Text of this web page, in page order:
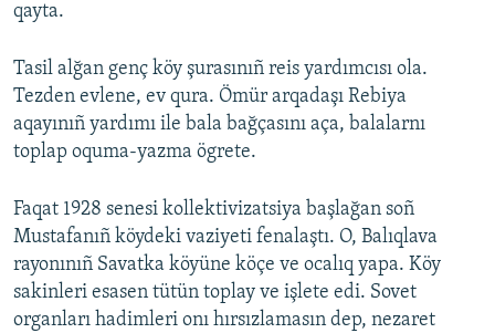
qayta.
Tasil alğan genç köy şurasınıñ reis yardımcısı ola.
Tezden evlene, ev qura. Ömür arqadaşı Rebiya
aqayınıñ yardımı ile bala bağçasını aça, balalarnı
toplap oquma-yazma ögrete.
Faqat 1928 senesi kollektivizatsiya başlağan soñ
Mustafanıñ köydeki vaziyeti fenalaştı. O, Balıqlava
rayonınıñ Savatka köyüne köçe ve ocalıq yapa. Köy
sakinleri esasen tütün toplay ve işlete edi. Sovet
organları hadimleri onı hırsızlamasın dep, nezaret